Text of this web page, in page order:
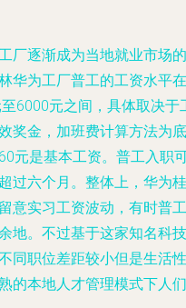
厂逐渐成为当地就业市场的
华为工厂普工的工资水平在
6000元之间，具体取决于
奖金，加班费计算方法为底
元是基本工资。普工入职
过六个月。整体上，华为桂
意实习工资波动，有时普工
地。不过基于这家知名科技
同职位差距较小但是生活性
的本地人才管理模式下人们